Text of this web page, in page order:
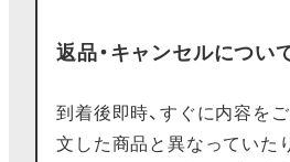
返品・キャンセルについ
到着後即時、すぐに内容を
文した商品と異なっていた